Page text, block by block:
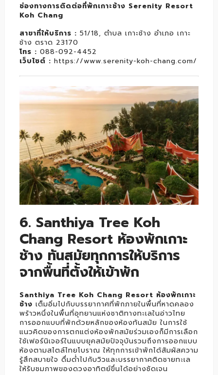
ช่องทางการติดต่อที่พักเกาะช้าง Serenity Resort
Koh Chang
สาขาที่ให้บริการ : 51/18, ตำบล เกาะช้าง อำเภอ เกาะ
ช้าง ตราด 23170
โทร : 088-092-4452
เว็บไซต์ : https://www.serenity-koh-chang.com/
6. Santhiya Tree Koh
Chang Resort ห้องพักเกาะ
ช้าง ทันสมัยทุกการให้บริการ
จากพื้นที่ตั้งให้เข้าพัก
Santhiya Tree Koh Chang Resort ห้องพักเกาะ
ช้าง เต็มอิ่มไปกับบรรยากาศที่พักภายในพื้นที่หาดคลอง
พร้าวหนึ่งในพื้นที่อุทยานแห่งชาติทางทะเลในอ่าวไทย
การออกแบบที่พักด้วยหลักของห้องทันสมัย ในการใช้
แนวคิดของการตกแต่งห้องพักสมัยร่วมเองก็มีการเลือก
ใช้เฟอร์นิเจอร์ในแบบยุคสมัยปัจจุบันรวมถึงการออกแบบ
ห้องตามสไตล์ไทยโบราณ ให้ทุกการเข้าพักได้สัมผัสความ
รู้สึกสบายใจ ดื่มด่ำไปกับวิวและบรรยากาศติดชายทะเล
ให้รับชมภาพของดวงอาทิตย์ขึ่นได้อย่างชัดเจน